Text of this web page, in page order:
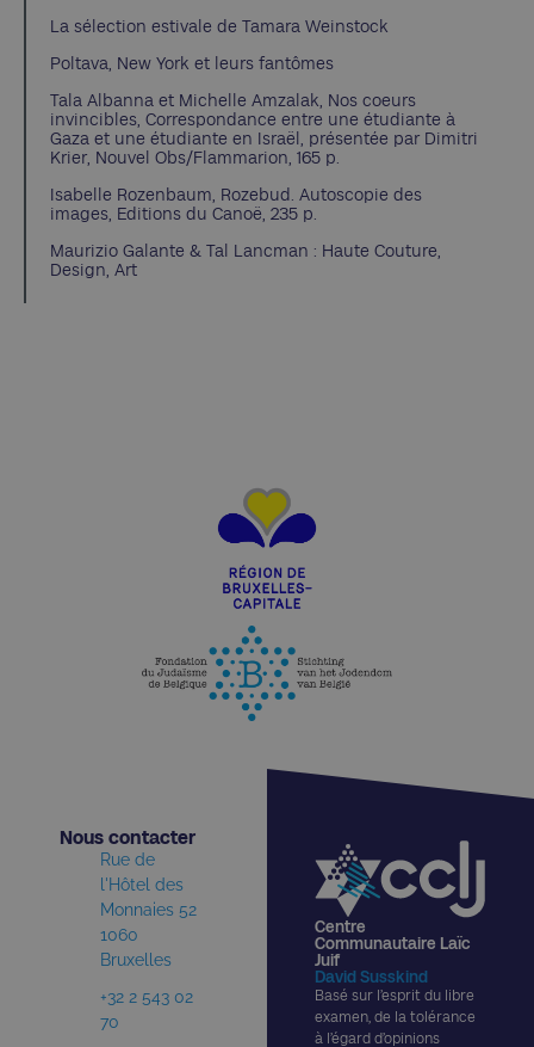
La sélection estivale de Tamara Weinstock
Poltava, New York et leurs fantômes
Tala Albanna et Michelle Amzalak, Nos coeurs
invincibles, Correspondance entre une étudiante à
Gaza et une étudiante en Israël, présentée par Dimitri
Krier, Nouvel Obs/Flammarion, 165 p.
Isabelle Rozenbaum, Rozebud. Autoscopie des
images, Editions du Canoë, 235 p.
Maurizio Galante & Tal Lancman : Haute Couture,
Design, Art
Centre
Communautaire Laïc
Juif
David Susskind
Basé sur l’esprit du libre
examen, de la tolérance
à l’égard d’opinions
Nous contacter​
Rue de
l'Hôtel des
Monnaies 52
1060
Bruxelles
+32 2 543 02
70